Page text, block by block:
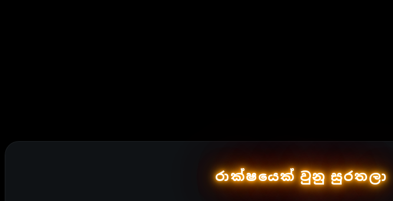
රාක්ෂයෙක් වුනු සුරතලා